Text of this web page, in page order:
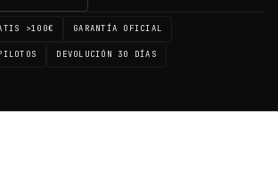
>100€ GARANTÍA OFICIAL
DEVOLUCIÓN 30 DÍAS